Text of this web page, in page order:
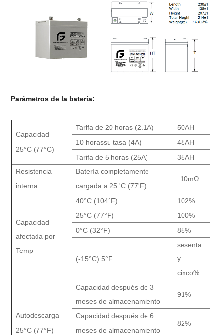
Parámetros de la batería:
Capacidad
25°C (77°C)
Tarifa de 20 horas (2.1A)
50AH
10 horassu tasa (4A)
48AH
Tarifa de 5 horas (25A)
35AH
Resistencia
interna
Batería completamente
cargada a 25 'C (77'F)
10mΩ
Capacidad
afectada por
Temp
40°C (104°F)
102%
25°C (77°F)
100%
0°C (32°F)
85%
(-15°C) 5°F
sesenta
y
cinco%
Autodescarga
25°C (77°F)
Capacidad después de 3
meses de almacenamiento
91%
Capacidad después de 6
meses de almacenamiento
82%